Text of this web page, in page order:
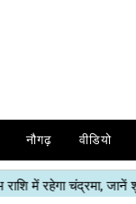
नौगढ़ वीडियो